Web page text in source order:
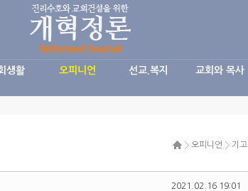
생활 오피니언 선교.복지 교회와 목사
오피니언 기고
2021.02.16 19:01